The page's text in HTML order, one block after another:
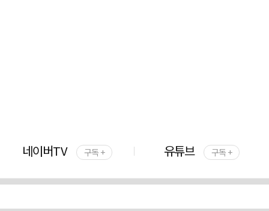
네이버TV 구독 + 유튜브 구독 +